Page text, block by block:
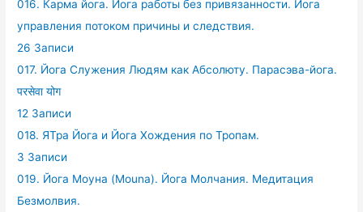
016. Карма йога. Йога работы без привязанности. Йога
управления потоком причины и следствия.
26 Записи
017. Йога Служения Людям как Абсолюту. Парасэва-йога.
परसेवा योग
12 Записи
018. ЯТра Йога и Йога Хождения по Тропам.
3 Записи
019. Йога Моуна (Mouna). Йога Молчания. Медитация
Безмолвия.